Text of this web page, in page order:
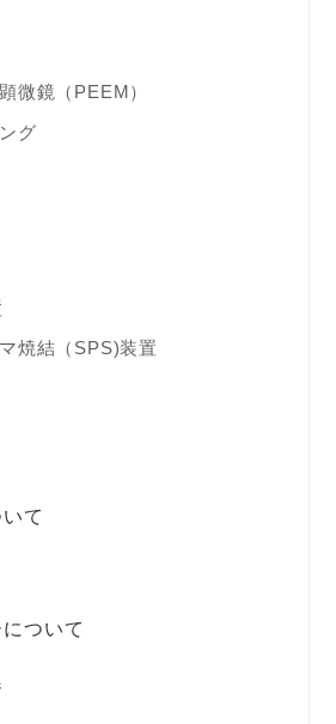
微鏡（PEEM）
グ
焼結（SPS)装置
て
ついて